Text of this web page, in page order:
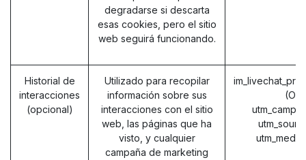
degradarse si descarta
esas cookies, pero el sitio
web seguirá funcionando.
Historial de
interacciones
(opcional)
Utilizado para recopilar
información sobre sus
interacciones con el sitio
web, las páginas que ha
visto, y cualquier
campaña de marketing